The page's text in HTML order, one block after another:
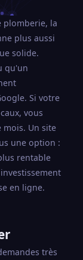
plomberie, la
plus aussi
solide.
qu'un
Si votre
vous
mois. Un site
une option :
rentable
en ligne.
très